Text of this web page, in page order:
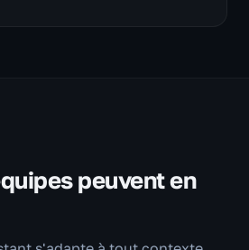
peuvent en